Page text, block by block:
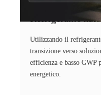
Refrigerante
Utilizzando il
transizione verso
efficienza e basso
energetico.